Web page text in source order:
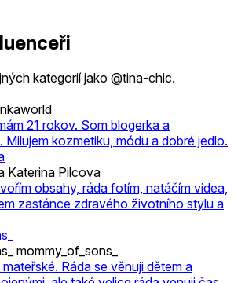
kategorií jako @tina-chic.
21 rokov. Som blogerka a
Milujem kozmetiku, módu a dobré jedlo.
Katerina Pilcova
obsahy, ráda fotím, natáčím videa,
zastánce zdravého životního stylu a
mommy_of_sons_
Ráda se věnuji dětem a